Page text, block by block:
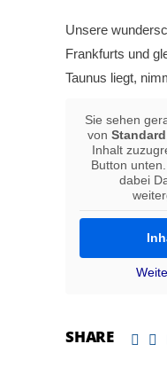
Unsere
Frankfurts und
Taunus liegt,
Sie sehen
von Standard
Inhalt
Button
dabei
SHARE